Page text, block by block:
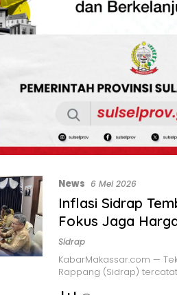
News 6 Mei 2026
Inflasi Sidrap
Fokus Jaga
Sidrap
KabarMakassar.com —
Rappang (Sidrap)